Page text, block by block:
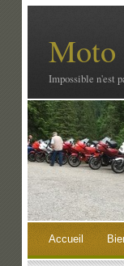
Moto
Impossible n'est
Accueil